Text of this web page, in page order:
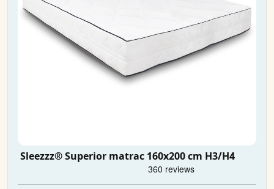
Sleezzz® Superior matrac 160x200 cm H3/H4